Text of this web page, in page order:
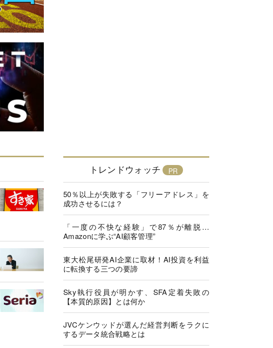
トレンドウォッチ
50％以上が失敗する「フリーアドレス」を
成功させるには？
「一度の不快な経験」で87％が離脱…
Amazonに学ぶ“AI顧客管理”
東大松尾研発AI企業に取材！AI投資を利益
に転換する三つの要諦
Sky執行役員が明かす、SFA定着失敗の
【本質的原因】とは何か
JVCケンウッドが選んだ経営判断をラクに
するデータ統合戦略とは